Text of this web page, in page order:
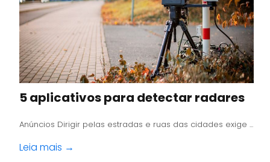
5 aplicativos para detectar radares
Anúncios Dirigir pelas estradas e ruas das cidades exige ...
Leia mais →